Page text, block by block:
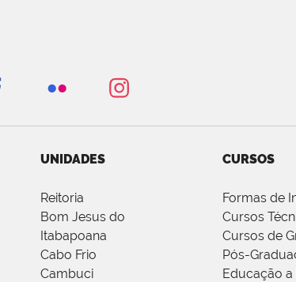
UNIDADES
Reitoria
Bom Jesus do
Itabapoana
Cabo Frio
Cambuci
CURSOS
Formas de
Cursos
Cursos de
Pós-
Educação a